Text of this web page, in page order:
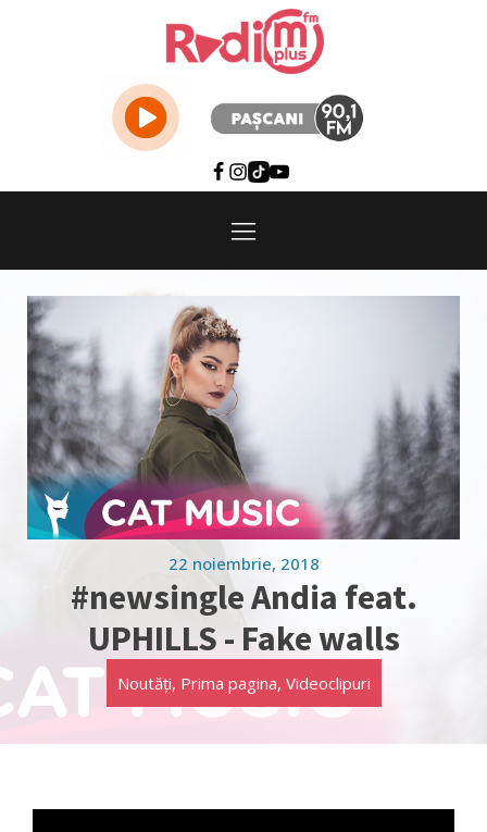
22 noiembrie, 2018
#newsingle Andia feat.
UPHILLS - Fake walls
Noutăți, Prima pagina, Videoclipuri